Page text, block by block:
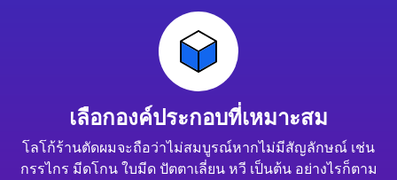
เลือกองค์ประกอบที่เหมาะสม
โลโก้ร้านตัดผมจะถือว่าไม่สมบูรณ์หากไม่มีสัญลักษณ์ เช่น
กรรไกร มีดโกน ใบมีด ปัตตาเลี่ยน หวี เป็นต้น อย่างไรก็ตาม